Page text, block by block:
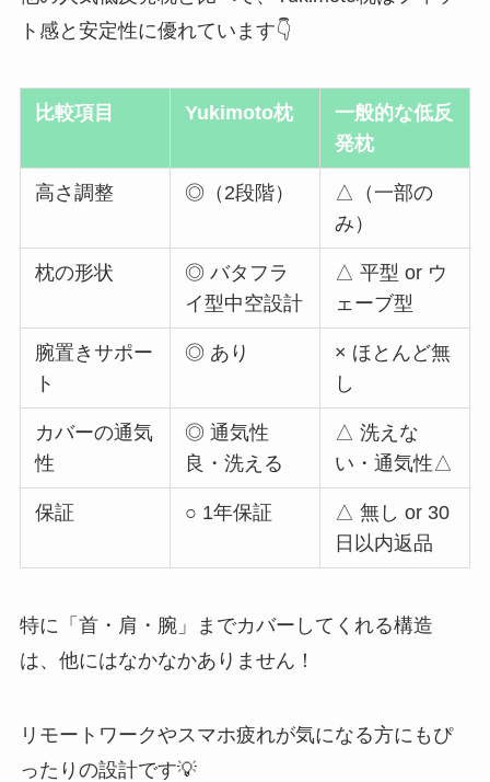
ト感と安定性に優れています👇
比較項目 Yukimoto枕
一般的な低反
発枕
高さ調整 ◎（2段階）
△（一部の
み）
枕の形状
◎ バタフラ
イ型中空設計
△ 平型 or ウ
ェーブ型
腕置きサポー
ト
◎ あり
× ほとんど無
し
カバーの通気
性
◎ 通気性
良・洗える
△ 洗えな
い・通気性△
保証 ○ 1年保証
△ 無し or 30
日以内返品
特に「首・肩・腕」までカバーしてくれる構造
は、他にはなかなかありません！
リモートワークやスマホ疲れが気になる方にもぴ
ったりの設計です💡